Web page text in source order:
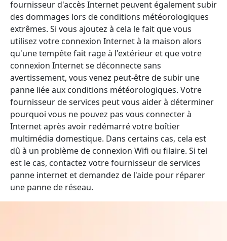
fournisseur d'accès Internet peuvent également subir
des dommages lors de conditions météorologiques
extrêmes. Si vous ajoutez à cela le fait que vous
utilisez votre connexion Internet à la maison alors
qu'une tempête fait rage à l'extérieur et que votre
connexion Internet se déconnecte sans
avertissement, vous venez peut-être de subir une
panne liée aux conditions météorologiques. Votre
fournisseur de services peut vous aider à déterminer
pourquoi vous ne pouvez pas vous connecter à
Internet après avoir redémarré votre boîtier
multimédia domestique. Dans certains cas, cela est
dû à un problème de connexion Wifi ou filaire. Si tel
est le cas, contactez votre fournisseur de services
panne internet et demandez de l'aide pour réparer
une panne de réseau.